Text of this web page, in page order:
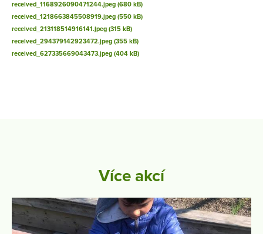
received_1168926090471244.jpeg (680 kB)
received_1218663845508919.jpeg (550 kB)
received_213118514916141.jpeg (315 kB)
received_294379142923472.jpeg (355 kB)
received_627335669043473.jpeg (404 kB)
Více akcí